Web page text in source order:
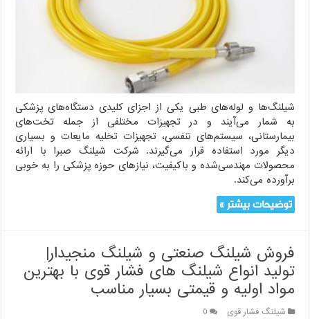
شیلنگ
صبرا
شیلنگ‌ها و لوله‌های طبی یکی از اجزای کلیدی دستگاه‌های پزشکی
به شمار می‌آیند و در تجهیزات مختلفی از جمله تخت‌های
بیمارستانی، سیستم‌های تنفسی، تجهیزات تخلیه مایعات و بسیاری
دیگر مورد استفاده قرار می‌گیرند. شرکت شیلنگ صبرا با ارائه
محصولات مهندسی‌شده و باکیفیت، نیازهای حوزه پزشکی را به خوبی
برآورده می‌کند.
توضیحات بیشتر »
فروش شیلنگ صنعتی و شیلنگ منجیدار|
تولید انواع شیلنگ های فشار قوی با بهترین
مواد اولیه و قیمتی بسیار مناسب
شیلنگ فشار قوی 0